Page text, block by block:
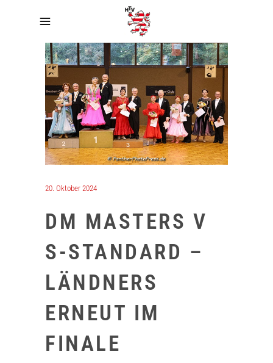
20. Oktober 2024
DM MASTERS V
S-STANDARD –
LÄNDNERS
ERNEUT IM
FINALE